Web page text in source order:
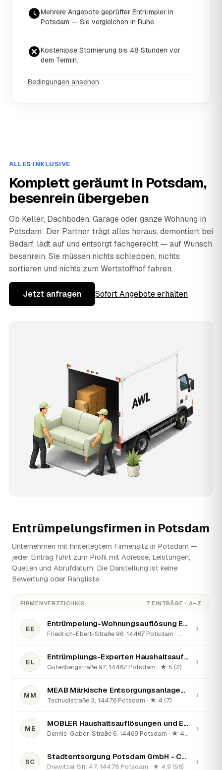
Mehrere Angebote geprüfter Entrümpler in
Potsdam — Sie vergleichen in Ruhe.
Kostenlose Stornierung bis 48 Stunden vor
dem Termin.
Bedingungen ansehen
ALLES INKLUSIVE
Komplett geräumt in Potsdam,
besenrein übergeben
Ob Keller, Dachboden, Garage oder ganze Wohnung in
Potsdam: Der Partner trägt alles heraus, demontiert bei
Bedarf, lädt auf und entsorgt fachgerecht — auf Wunsch
besenrein. Sie müssen nichts schleppen, nichts
sortieren und nichts zum Wertstoffhof fahren.
Jetzt anfragen Sofort Angebote erhalten
Entrümpelungsfirmen in Potsdam
Unternehmen mit hinterlegtem Firmensitz in Potsdam —
jeder Eintrag führt zum Profil mit Adresse, Leistungen,
Quellen und Abrufdatum. Die Darstellung ist keine
Bewertung oder Rangliste.
FIRMENVERZEICHNIS 7 EINTRÄGE · A–Z
EE
Entrümpelung-Wohnungsauflösung Edel
Friedrich-Ebert-Straße 96, 14467 Potsdam · ★ 3 (2)
›
EL
Entrümplungs-Experten Haushaltsauflösung und Entrümpelung Laleike
Gutenbergstraße 97, 14467 Potsdam · ★ 5 (2)
›
MM
MEAB Märkische Entsorgungsanlagen-Betriebsgesellschaft mbH
Tschudistraße 3, 14476 Potsdam · ★ 4 (7)
›
ME
MOBLER Haushaltsauflösungen und Entrümpelungen
Dennis-Gabor-Straße 6, 14469 Potsdam · ★ 4,8 (50)
›
SC
Stadtentsorgung Potsdam GmbH - Containerdienst
Drewitzer Str. 47, 14478 Potsdam · ★ 4,9 (56)
›